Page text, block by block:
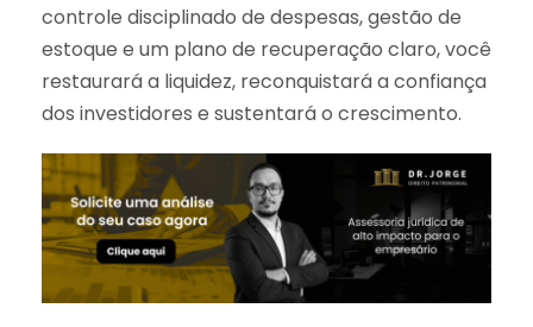
controle disciplinado de despesas, gestão de
estoque e um plano de recuperação claro, você
restaurará a liquidez, reconquistará a confiança
dos investidores e sustentará o crescimento.